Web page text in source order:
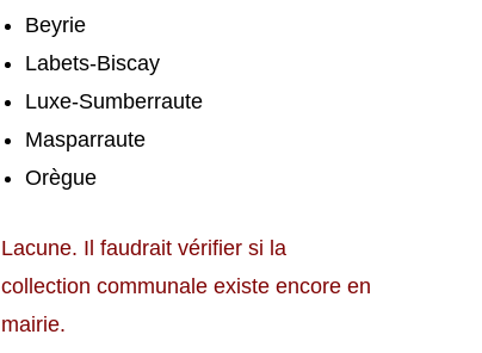
Beyrie
Labets-Biscay
Luxe-Sumberraute
Masparraute
Orègue
Lacune. Il faudrait vérifier si la
collection communale existe encore en
mairie.